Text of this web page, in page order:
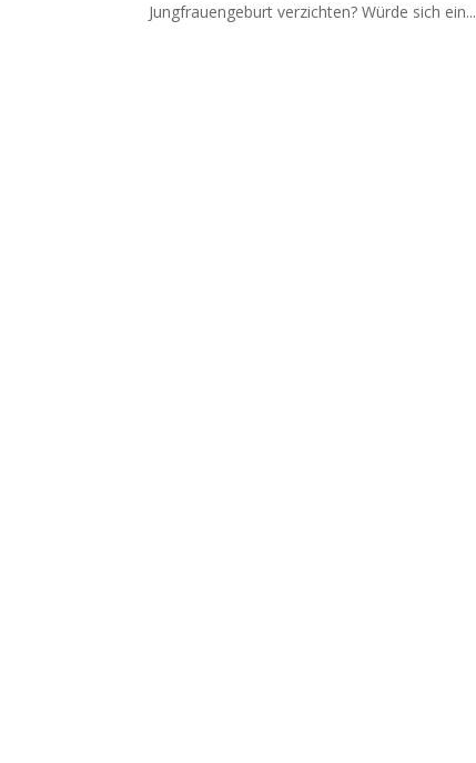
Jungfrauengeburt verzichten? Würde sich ein...